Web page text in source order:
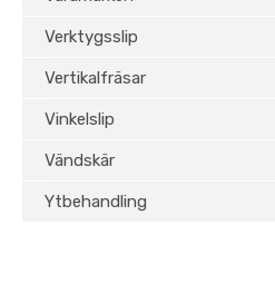
Verktygsslip
Vertikalfräsar
Vinkelslip
Vändskär
Ytbehandling